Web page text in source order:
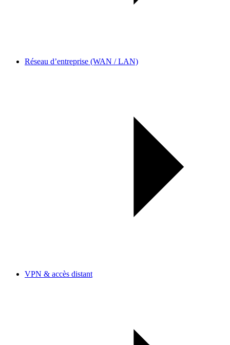
Réseau d’entreprise (WAN / LAN)
VPN & accès distant